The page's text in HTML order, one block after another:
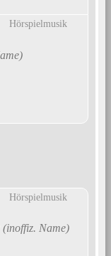
Hörspielmusik
Hörspielmusik